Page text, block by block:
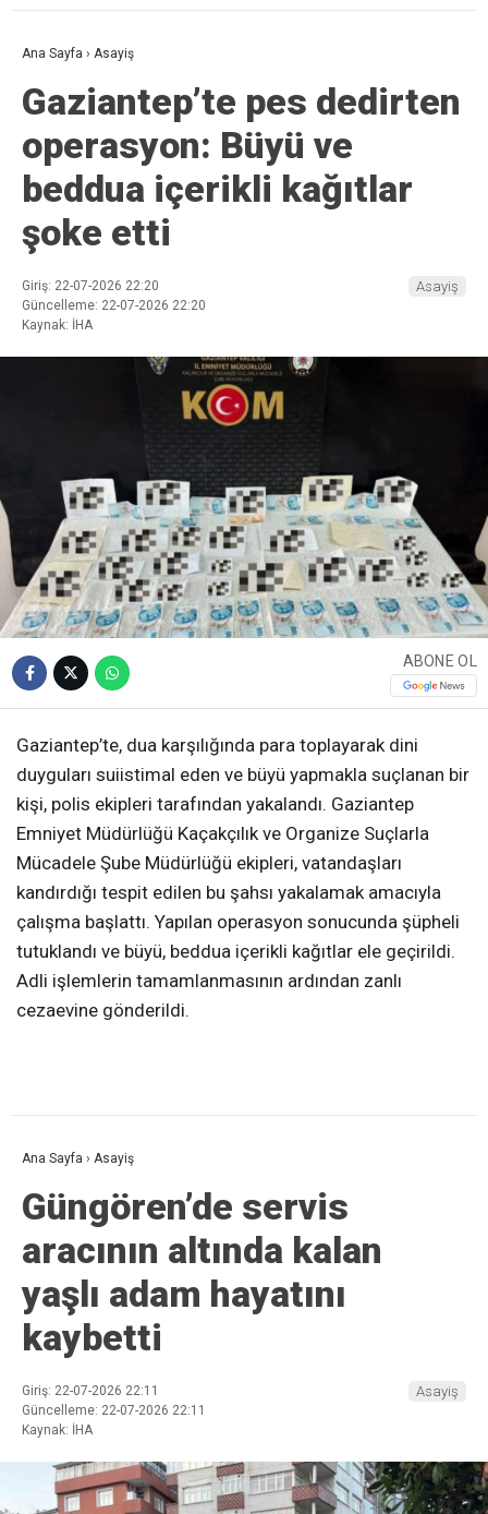
Ana Sayfa › Asayiş
Gaziantep’te pes dedirten
operasyon: Büyü ve
beddua içerikli kağıtlar
şoke etti
Giriş: 22-07-2026 22:20
Güncelleme: 22-07-2026 22:20
Kaynak: İHA
Asayiş
ABONE OL
Gaziantep’te, dua karşılığında para toplayarak dini
duyguları suiistimal eden ve büyü yapmakla suçlanan bir
kişi, polis ekipleri tarafından yakalandı. Gaziantep
Emniyet Müdürlüğü Kaçakçılık ve Organize Suçlarla
Mücadele Şube Müdürlüğü ekipleri, vatandaşları
kandırdığı tespit edilen bu şahsı yakalamak amacıyla
çalışma başlattı. Yapılan operasyon sonucunda şüpheli
tutuklandı ve büyü, beddua içerikli kağıtlar ele geçirildi.
Adli işlemlerin tamamlanmasının ardından zanlı
cezaevine gönderildi.
Ana Sayfa › Asayiş
Güngören’de servis
aracının altında kalan
yaşlı adam hayatını
kaybetti
Giriş: 22-07-2026 22:11
Güncelleme: 22-07-2026 22:11
Kaynak: İHA
Asayiş